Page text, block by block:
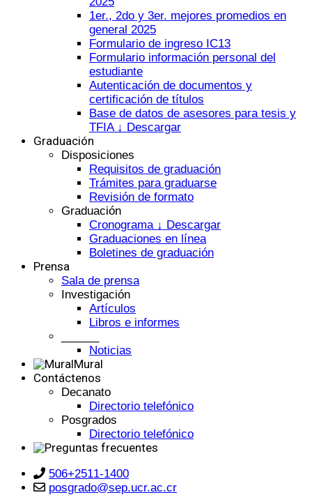
1er., 2do y 3er. mejores promedios en
general 2025
Formulario de ingreso IC13
Formulario información personal del
estudiante
Autenticación de documentos y
certificación de títulos
Base de datos de asesores para tesis y
TFIA ↓ Descargar
Graduación
Disposiciones
Requisitos de graduación
Trámites para graduarse
Revisión de formato
Graduación
Cronograma ↓ Descargar
Graduaciones en línea
Boletines de graduación
Prensa
Sala de prensa
Investigación
Artículos
Libros e informes
Noticias
Mural
Contáctenos
Decanato
Directorio telefónico
Posgrados
Directorio telefónico
506+2511-1400
posgrado@sep.ucr.ac.cr